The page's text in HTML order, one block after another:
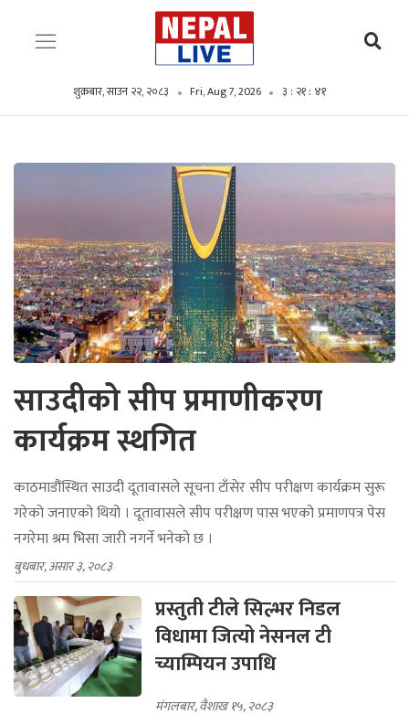
शुक्रबार, साउन २२, २०८३ Fri, Aug 7, 2026 ३ : २१ : ४२
साउदीको सीप प्रमाणीकरण
कार्यक्रम स्थगित
काठमाडौंस्थित साउदी दूतावासले सूचना टाँसेर सीप परीक्षण कार्यक्रम सुरू
गरेको जनाएको थियो । दूतावासले सीप परीक्षण पास भएको प्रमाणपत्र पेस
नगरेमा श्रम भिसा जारी नगर्ने भनेको छ ।
बुधबार, असार ३, २०८३
प्रस्तुती टीले सिल्भर निडल
विधामा जित्यो नेसनल टी
च्याम्पियन उपाधि
मंगलबार, वैशाख १५, २०८३